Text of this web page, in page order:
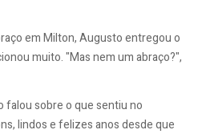
em Milton, Augusto entregou o
muito. "Mas nem um abraço?",
falou sobre o que sentiu no
lindos e felizes anos desde que